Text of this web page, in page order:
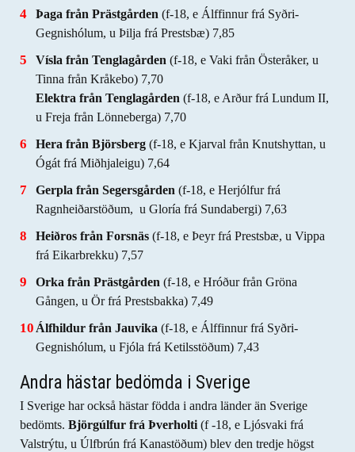
Þaga från Prästgården (f-18, e Álffinnur frá Syðri-
Gegnishólum, u Þilja frá Prestsbæ) 7,85
Vísla från Tenglagården (f-18, e Vaki från Österåker, u
Tinna från Kråkebo) 7,70
Elektra från Tenglagården (f-18, e Arður frá Lundum II,
u Freja från Lönneberga) 7,70
Hera från Björsberg (f-18, e Kjarval från Knutshyttan, u
Ógát frá Miðhjaleigu) 7,64
Gerpla från Segersgården (f-18, e Herjólfur frá
Ragnheiðarstöðum, u Gloría frá Sundabergi) 7,63
Heiðros från Forsnäs (f-18, e Þeyr frá Prestsbæ, u Vippa
frá Eikarbrekku) 7,57
Orka från Prästgården (f-18, e Hróður från Gröna
Gången, u Ör frá Prestsbakka) 7,49
Álfhildur från Jauvika (f-18, e Álffinnur frá Syðri-
Gegnishólum, u Fjóla frá Ketilsstöðum) 7,43
Andra hästar bedömda i Sverige
I Sverige har också hästar födda i andra länder än Sverige
bedömts. Björgúlfur frá Þverholti (f -18, e Ljósvaki frá
Valstrýtu, u Úlfbrún frá Kanastöðum) blev den tredje högst